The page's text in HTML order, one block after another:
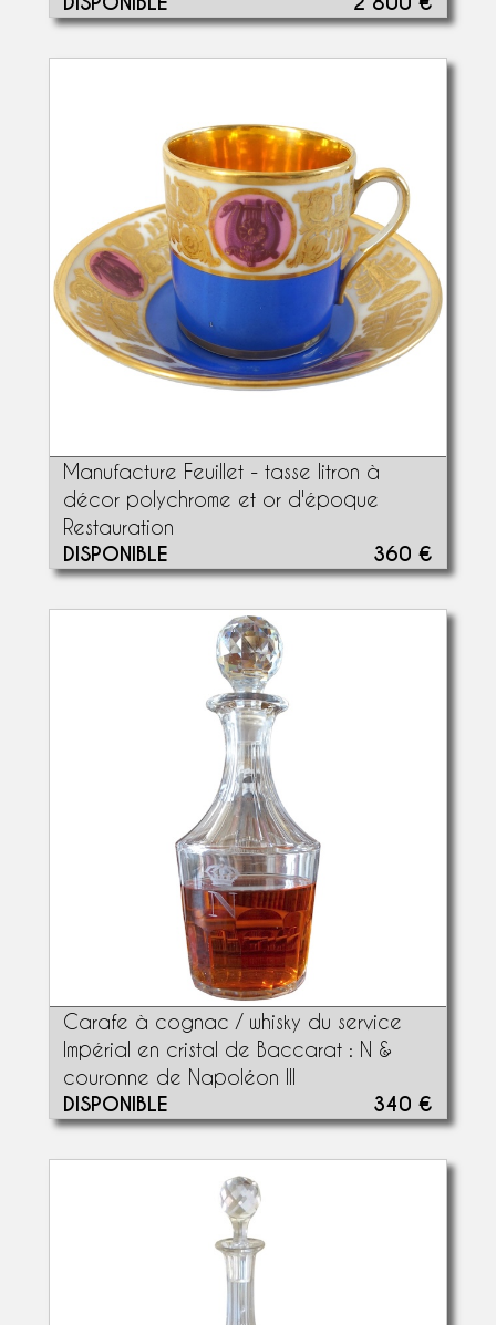
Manufacture Feuillet - tasse litron à
décor polychrome et or d'époque
Restauration
DISPONIBLE 360 €
Carafe à cognac / whisky du service
Impérial en cristal de Baccarat : N &
couronne de Napoléon III
DISPONIBLE 340 €